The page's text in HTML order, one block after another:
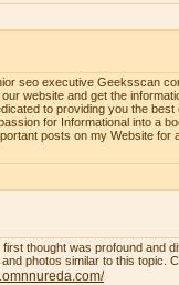
seo executive Geeksscan
website and get the
to providing you the
for Informational into a
posts on my Website for
thought was profound and
photos similar to this topic.